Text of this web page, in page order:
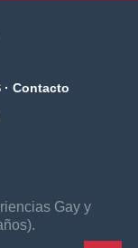
· Contacto
Gay y